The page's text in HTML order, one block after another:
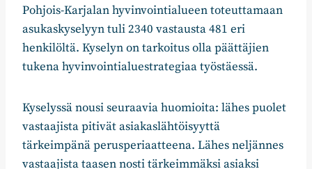
Pohjois-Karjalan hyvinvointialueen toteuttamaan
asukaskyselyyn tuli 2340 vastausta 481 eri
henkilöltä. Kyselyn on tarkoitus olla päättäjien
tukena hyvinvointialuestrategiaa työstäessä.
Kyselyssä nousi seuraavia huomioita: lähes puolet
vastaajista pitivät asiakaslähtöisyyttä
tärkeimpänä perusperiaatteena. Lähes neljännes
vastaajista taasen nosti tärkeimmäksi asiaksi